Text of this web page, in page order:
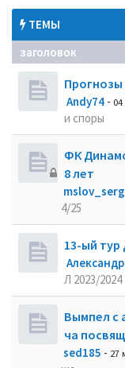
ТЕМЫ
заголовок
Andy74 -
и споры
ФК
8 лет
mslov_serg
4/25
13-ый
Л 2023/2024
Вымпел с
ча
sed185 - 27